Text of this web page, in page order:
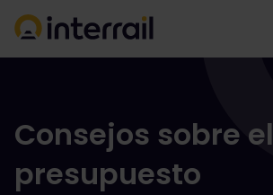
Consejos sobre el
presupuesto